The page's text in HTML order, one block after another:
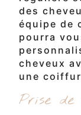
des
équipe de
pourra
cheveux
une
Prise de